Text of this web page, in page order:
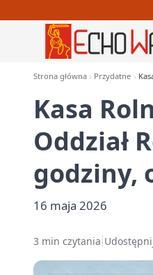
Strona główna Przydatne
Kasa
Oddział
godziny,
16 maja 2026
3 min czytania